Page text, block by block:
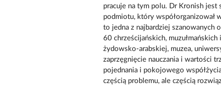
pracuje na tym polu. Dr Kronish
podmiotu, który współorganizował
to jedna z najbardziej szanowanych
60 chrześcijańskich,
żydowsko-arabskiej, muzea,
zaprzęgnięcie nauczania i wartości
pojednania i pokojowego
częścią problemu, ale częścią